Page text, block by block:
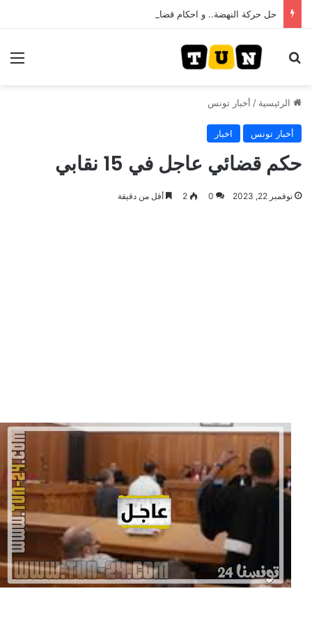
بحث عن
الرئيسية / أخبار تونس
أخبار تونس اخبار
حكم قضائي عاجل في 15 نقابي
نوفمبر 22, 2023 0
2 أقل من دقيقة